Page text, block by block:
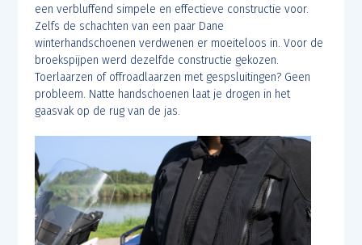
een verbluffend simpele en effectieve constructie voor.
Zelfs de schachten van een paar Dane
winterhandschoenen verdwenen er moeiteloos in. Voor de
broekspijpen werd dezelfde constructie gekozen.
Toerlaarzen of offroadlaarzen met gespsluitingen? Geen
probleem. Natte handschoenen laat je drogen in het
gaasvak op de rug van de jas.